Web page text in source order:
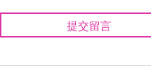
提交留言